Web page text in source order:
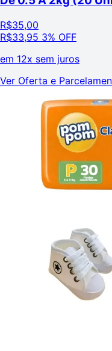
R$35,00
R$33,95 3% OFF
em 12x sem juros
Ver Oferta e